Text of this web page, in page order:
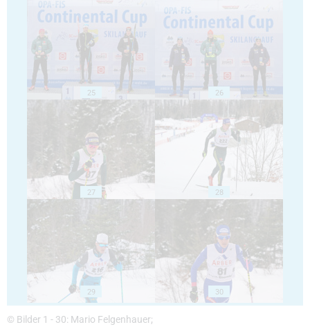
25 26
27 28
29 30
© Bilder 1 - 30: Mario Felgenhauer;